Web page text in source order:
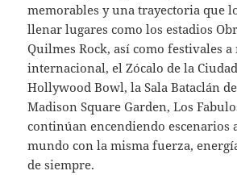
memorables y una trayectoria que
llenar lugares como los estadios
Quilmes Rock, así como festivales a
internacional, el Zócalo de la
Hollywood Bowl, la Sala Bataclán
Madison Square Garden, Los
continúan encendiendo escenarios
mundo con la misma fuerza,
de siempre.